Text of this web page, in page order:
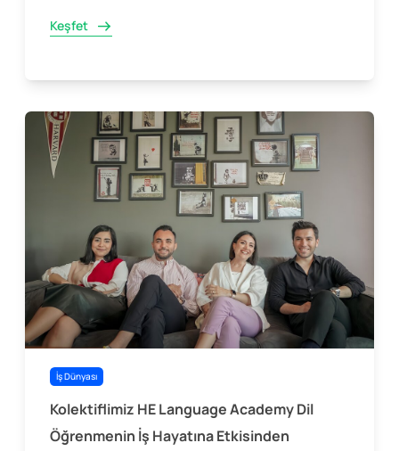
Keşfet
İş Dünyası
Kolektiflimiz HE Language Academy Dil
Öğrenmenin İş Hayatına Etkisinden